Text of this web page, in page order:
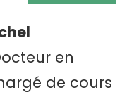
en
de cours